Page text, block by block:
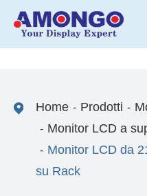
Home Prodotti
Monitor LCD a
Monitor LCD da
su Rack